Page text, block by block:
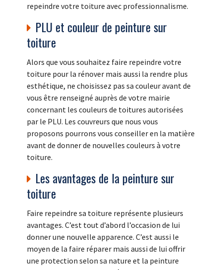
repeindre votre toiture avec professionnalisme.
PLU et couleur de peinture sur
toiture
Alors que vous souhaitez faire repeindre votre
toiture pour la rénover mais aussi la rendre plus
esthétique, ne choisissez pas sa couleur avant de
vous être renseigné auprès de votre mairie
concernant les couleurs de toitures autorisées
par le PLU. Les couvreurs que nous vous
proposons pourrons vous conseiller en la matière
avant de donner de nouvelles couleurs à votre
toiture.
Les avantages de la peinture sur
toiture
Faire repeindre sa toiture représente plusieurs
avantages. C’est tout d’abord l’occasion de lui
donner une nouvelle apparence. C’est aussi le
moyen de la faire réparer mais aussi de lui offrir
une protection selon sa nature et la peinture